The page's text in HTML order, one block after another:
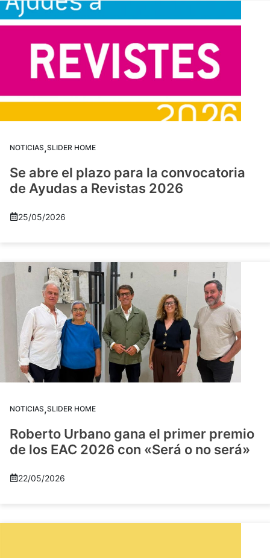
NOTICIAS,SLIDER HOME
Se abre el plazo para la convocatoria
de Ayudas a Revistas 2026
25/05/2026
NOTICIAS,SLIDER HOME
Roberto Urbano gana el primer premio
de los EAC 2026 con «Será o no será»
22/05/2026